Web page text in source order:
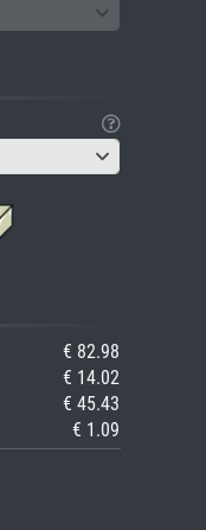
€ 82.98
€ 14.02
€ 45.43
€ 1.09